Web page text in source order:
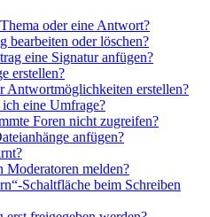
oder eine Antwort?
bearbeiten oder löschen?
eine Signatur anfügen?
erstellen?
Antwortmöglichkeiten erstellen?
eine Umfrage?
Foren nicht zugreifen?
anfügen?
Moderatoren melden?
Schaltfläche beim Schreiben